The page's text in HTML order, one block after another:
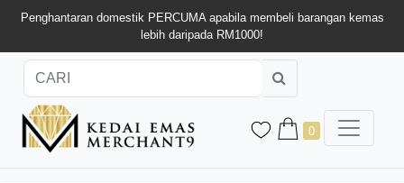
Penghantaran domestik PERCUMA apabila membeli barangan kemas
lebih daripada RM1000!
0